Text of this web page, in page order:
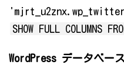
SHOW FULL COLUMNS
WordPress データベー